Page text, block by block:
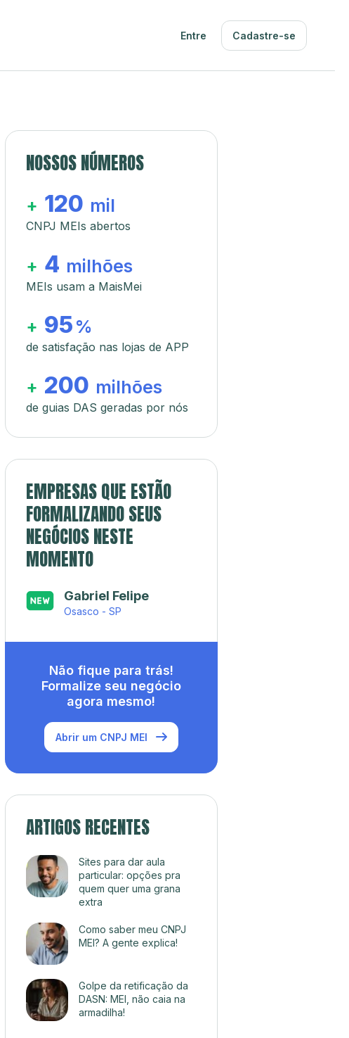
Entre Cadastre-se
NOSSOS NÚMEROS
+ 120 mil
CNPJ MEIs abertos
+ 4 milhões
MEIs usam a MaisMei
+ 95 %
de satisfação nas lojas de APP
+ 200 milhões
de guias DAS geradas por nós
EMPRESAS QUE ESTÃO
FORMALIZANDO SEUS
NEGÓCIOS NESTE
MOMENTO
Gabriel Felipe
Osasco - SP
Não fique para trás!
Formalize seu negócio
agora mesmo!
Abrir um CNPJ MEI
ARTIGOS RECENTES
Sites para dar aula
particular: opções pra
quem quer uma grana
extra
Como saber meu CNPJ
MEI? A gente explica!
Golpe da retificação da
DASN: MEI, não caia na
armadilha!